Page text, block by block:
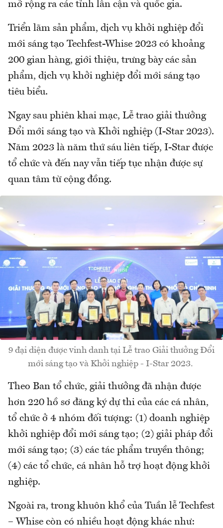
mở rộng ra các tỉnh lân cận và quốc gia.
Triển lãm sản phẩm, dịch vụ khởi nghiệp đổi
mới sáng tạo Techfest-Whise 2023 có khoảng
200 gian hàng, giới thiệu, trưng bày các sản
phẩm, dịch vụ khởi nghiệp đổi mới sáng tạo
tiêu biểu.
Ngay sau phiên khai mạc, Lễ trao giải thưởng
Đổi mới sáng tạo và Khởi nghiệp (I-Star 2023).
Năm 2023 là năm thứ sáu liên tiếp, I-Star được
tổ chức và đến nay vẫn tiếp tục nhận được sự
quan tâm từ cộng đồng.
9 đại diện được vinh danh tại Lễ trao Giải thưởng Đổi
mới sáng tạo và Khởi nghiệp - I-Star 2023.
Theo Ban tổ chức, giải thưởng đã nhận được
hơn 220 hồ sơ đăng ký dự thi của các cá nhân,
tổ chức ở 4 nhóm đối tượng: (1) doanh nghiệp
khởi nghiệp đổi mới sáng tạo; (2) giải pháp đổi
mới sáng tạo; (3) các tác phẩm truyền thông;
(4) các tổ chức, cá nhân hỗ trợ hoạt động khởi
nghiệp.
Ngoài ra, trong khuôn khổ của Tuần lễ Techfest
– Whise còn có nhiều hoạt động khác như: